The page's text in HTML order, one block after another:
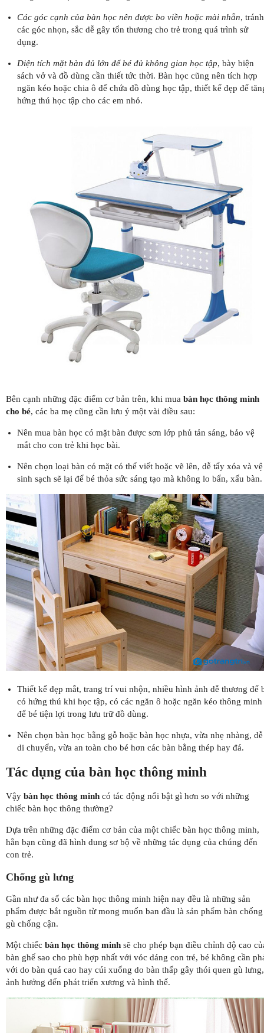
Các góc cạnh của bàn học nên được bo viền hoặc mài nhẵn, tránh
các góc nhọn, sắc dễ gây tổn thương cho trẻ trong quá trình sử
dụng.
Diện tích mặt bàn đủ lớn để bé đủ không gian học tập, bày biện
sách vở và đồ dùng cần thiết tức thời. Bàn học cũng nên tích hợp
ngăn kéo hoặc chia ô để chứa đồ dùng học tập, thiết kế đẹp để
hứng thú học tập cho các em nhỏ.
Bên cạnh những đặc điểm cơ bản trên, khi mua bàn học thông minh
cho bé, các ba mẹ cũng cần lưu ý một vài điều sau:
Nên mua bàn học có mặt bàn được sơn lớp phủ tản sáng, bảo vệ
mắt cho con trẻ khi học bài.
Nên chọn loại bàn có mặt có thể viết hoặc vẽ lên, dễ tẩy xóa và vệ
sinh sạch sẽ lại để bé thỏa sức sáng tạo mà không lo bẩn, xấu bàn.
Thiết kế đẹp mắt, trang trí vui nhộn, nhiều hình ảnh dễ thương để
có hứng thú khi học tập, có các ngăn ô hoặc ngăn kéo thông minh
để bé tiện lợi trong lưu trữ đồ dùng.
Nên chọn bàn học bằng gỗ hoặc bàn học nhựa, vừa nhẹ nhàng, dễ
di chuyển, vừa an toàn cho bé hơn các bàn bằng thép hay đá.
Tác dụng của bàn học thông minh
Vậy bàn học thông minh có tác động nổi bật gì hơn so với những
chiếc bàn học thông thường?
Dựa trên những đặc điểm cơ bản của một chiếc bàn học thông minh,
hẳn bạn cũng đã hình dung sơ bộ về những tác dụng của chúng đến
con trẻ.
Chống gù lưng
Gần như đa số các bàn học thông minh hiện nay đều là những sản
phẩm được bắt nguồn từ mong muốn ban đầu là sản phẩm bàn chống
gù chống cận.
Một chiếc bàn học thông minh sẽ cho phép bạn điều chỉnh độ cao
bàn ghế sao cho phù hợp nhất với vóc dáng con trẻ, bé không cần
với do bàn quá cao hay cúi xuống do bàn thấp gây thói quen gù lưng,
ảnh hưởng đến phát triển xương và hình thể.